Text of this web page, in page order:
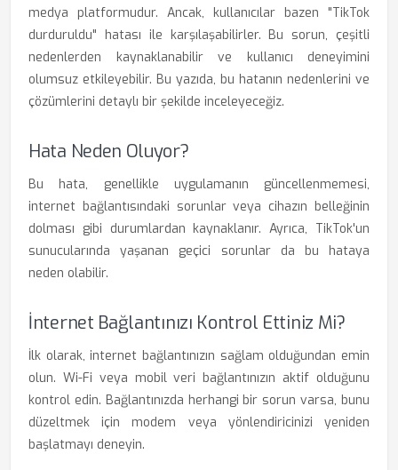
medya platformudur. Ancak, kullanıcılar bazen "TikTok
durduruldu" hatası ile karşılaşabilirler. Bu sorun, çeşitli
nedenlerden kaynaklanabilir ve kullanıcı deneyimini
olumsuz etkileyebilir. Bu yazıda, bu hatanın nedenlerini ve
çözümlerini detaylı bir şekilde inceleyeceğiz.
Hata Neden Oluyor?
Bu hata, genellikle uygulamanın güncellenmemesi,
internet bağlantısındaki sorunlar veya cihazın belleğinin
dolması gibi durumlardan kaynaklanır. Ayrıca, TikTok'un
sunucularında yaşanan geçici sorunlar da bu hataya
neden olabilir.
İnternet Bağlantınızı Kontrol Ettiniz Mi?
İlk olarak, internet bağlantınızın sağlam olduğundan emin
olun. Wi-Fi veya mobil veri bağlantınızın aktif olduğunu
kontrol edin. Bağlantınızda herhangi bir sorun varsa, bunu
düzeltmek için modem veya yönlendiricinizi yeniden
başlatmayı deneyin.